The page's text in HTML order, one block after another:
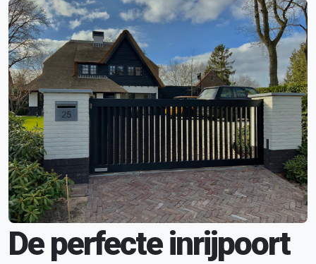
De perfecte inrijpoort